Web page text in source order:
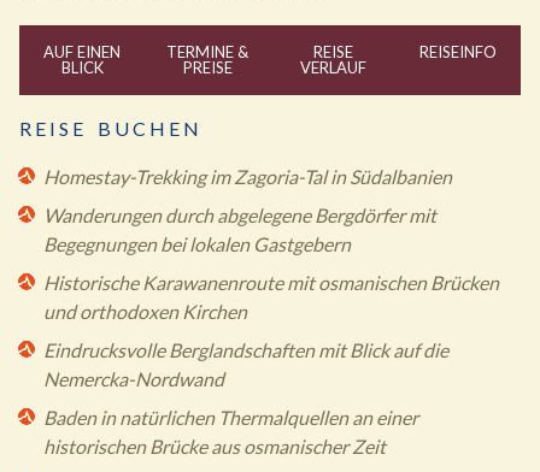
AUF EINEN
BLICK
TERMINE &
PREISE
REISE
VERLAUF
REISEINFO
R E I S E B U C H E N
Homestay-Trekking im Zagoria-Tal in Südalbanien
Wanderungen durch abgelegene Bergdörfer mit
Begegnungen bei lokalen Gastgebern
Historische Karawanenroute mit osmanischen Brücken
und orthodoxen Kirchen
Eindrucksvolle Berglandschaften mit Blick auf die
Nemercka-Nordwand
Baden in natürlichen Thermalquellen an einer
historischen Brücke aus osmanischer Zeit